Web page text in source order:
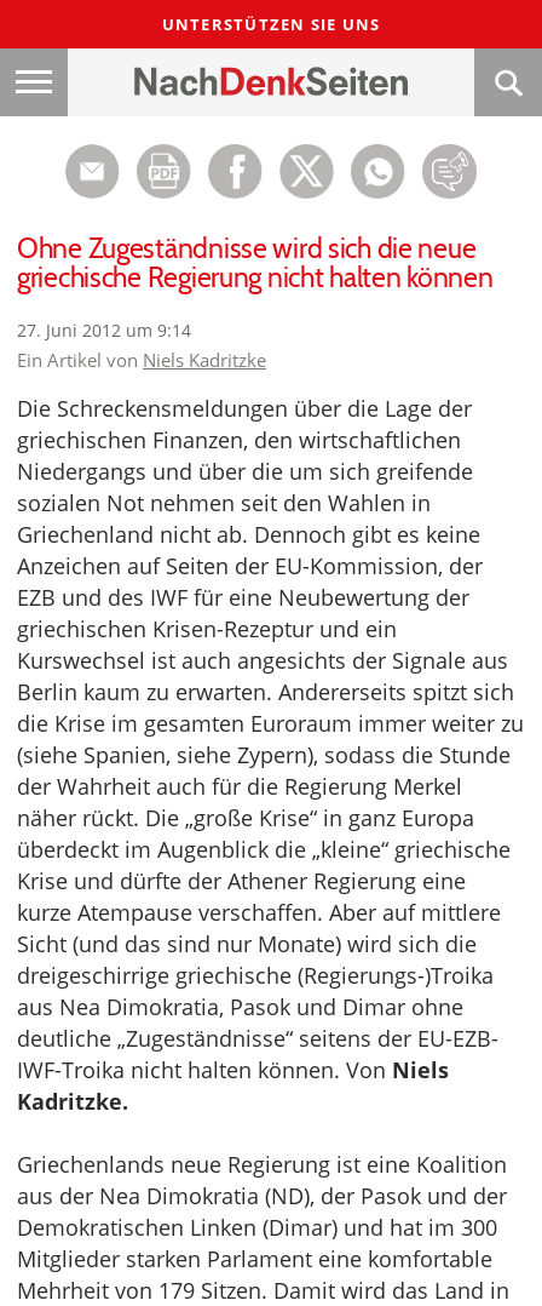
UNTERSTÜTZEN SIE UNS
Ohne Zugeständnisse wird sich die neue
griechische Regierung nicht halten können
27. Juni 2012 um 9:14
Ein Artikel von Niels Kadritzke
Die Schreckensmeldungen über die Lage der
griechischen Finanzen, den wirtschaftlichen
Niedergangs und über die um sich greifende
sozialen Not nehmen seit den Wahlen in
Griechenland nicht ab. Dennoch gibt es keine
Anzeichen auf Seiten der EU-Kommission, der
EZB und des IWF für eine Neubewertung der
griechischen Krisen-Rezeptur und ein
Kurswechsel ist auch angesichts der Signale aus
Berlin kaum zu erwarten. Andererseits spitzt sich
die Krise im gesamten Euroraum immer weiter zu
(siehe Spanien, siehe Zypern), sodass die Stunde
der Wahrheit auch für die Regierung Merkel
näher rückt. Die „große Krise“ in ganz Europa
überdeckt im Augenblick die „kleine“ griechische
Krise und dürfte der Athener Regierung eine
kurze Atempause verschaffen. Aber auf mittlere
Sicht (und das sind nur Monate) wird sich die
dreigeschirrige griechische (Regierungs-)Troika
aus Nea Dimokratia, Pasok und Dimar ohne
deutliche „Zugeständnisse“ seitens der EU-EZB-
IWF-Troika nicht halten können. Von Niels
Kadritzke.
Griechenlands neue Regierung ist eine Koalition
aus der Nea Dimokratia (ND), der Pasok und der
Demokratischen Linken (Dimar) und hat im 300
Mitglieder starken Parlament eine komfortable
Mehrheit von 179 Sitzen. Damit wird das Land in